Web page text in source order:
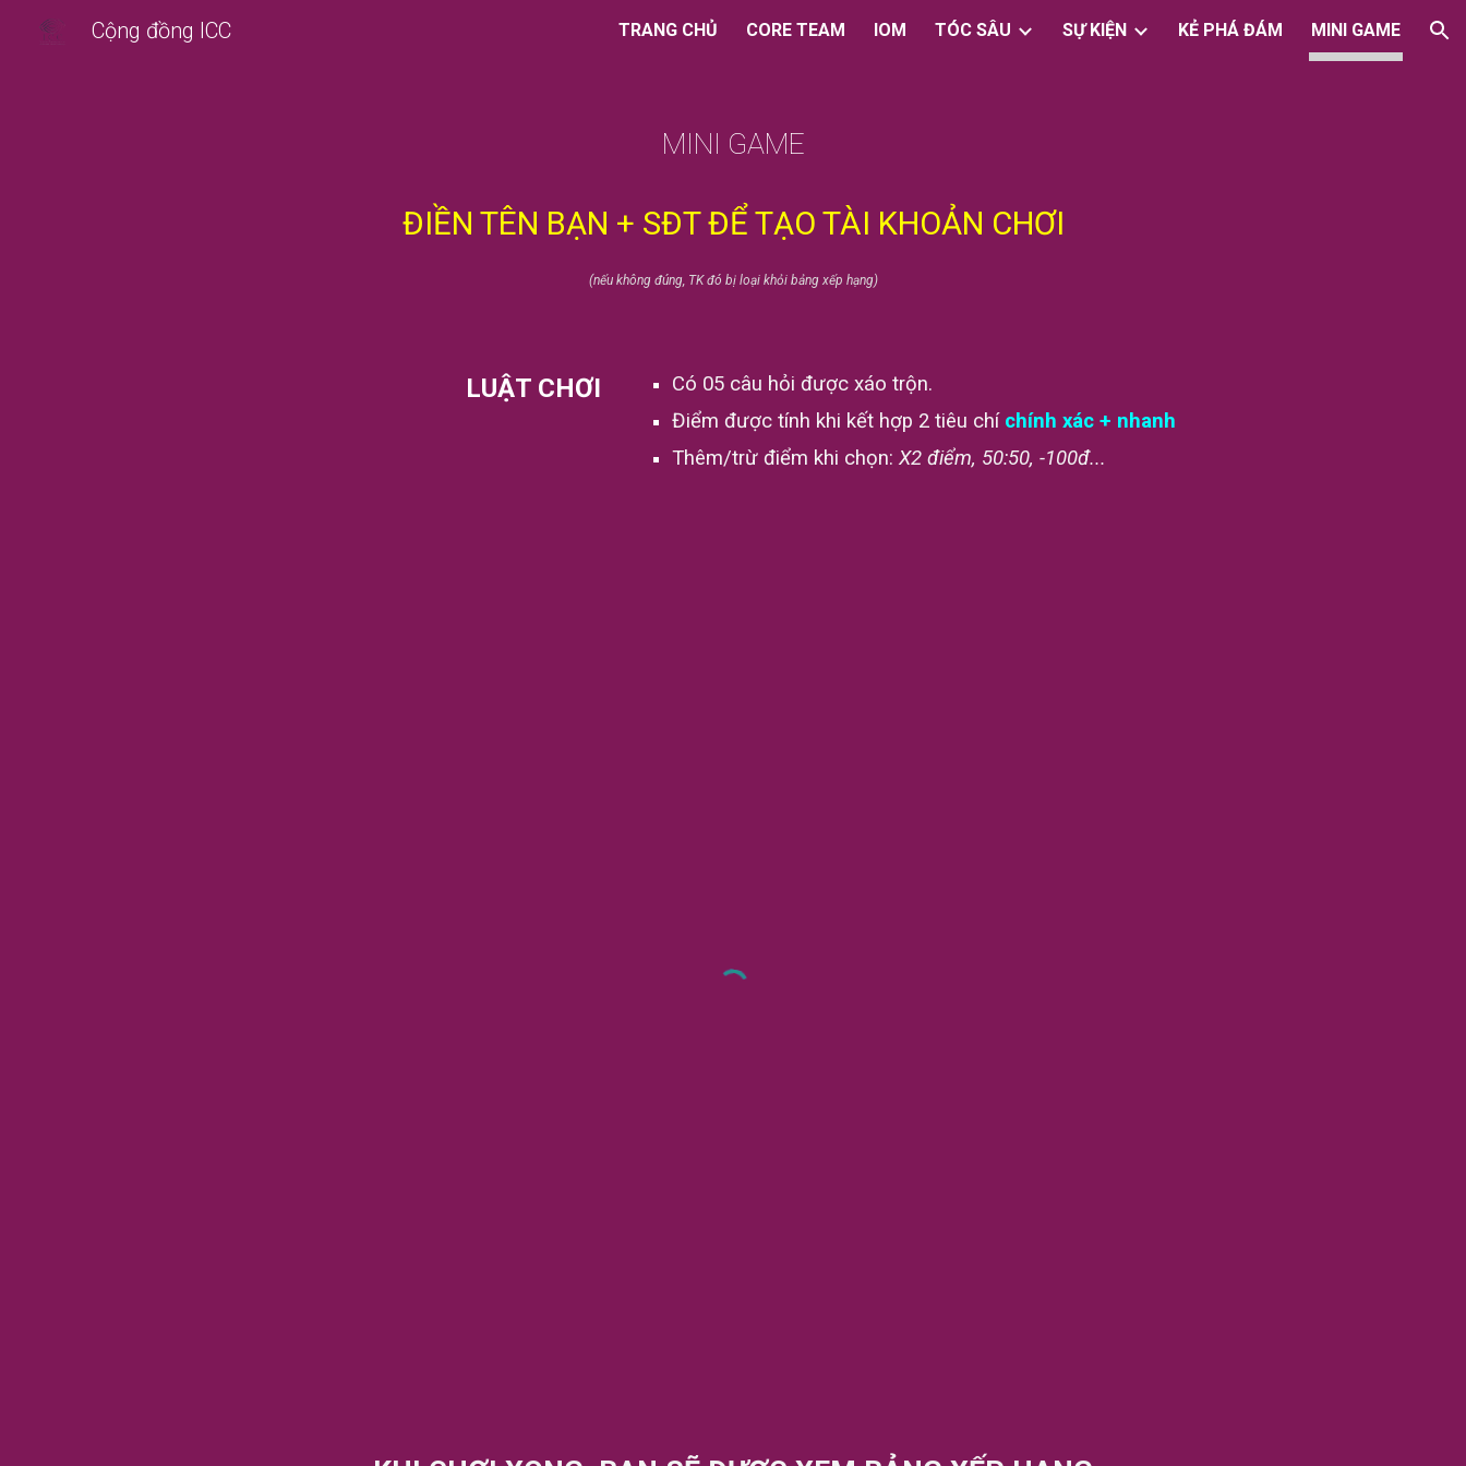
Skip to main content Skip to navigation
Cộng đồng ICC TRANG CHỦ CORE TEAM IOM TÓC SÂU SỰ KIỆN KẺ PHÁ ĐÁM MINI GAME
MINI GAME
ĐIỀN TÊN BẠN + SĐT ĐỂ TẠO TÀI KHOẢN CHƠI
(nếu không đúng, TK đó bị loại khỏi bảng xếp hạng)
LUẬT CHƠI
Có 05 câu hỏi được xáo trộn.
Điểm được tính khi kết hợp 2 tiêu chí chính xác + nhanh
Thêm/trừ điểm khi chọn: X2 điểm, 50:50, -100đ...